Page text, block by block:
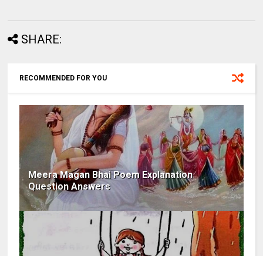
SHARE:
RECOMMENDED FOR YOU
Meera Magan Bhai Poem Explanation
Question Answers